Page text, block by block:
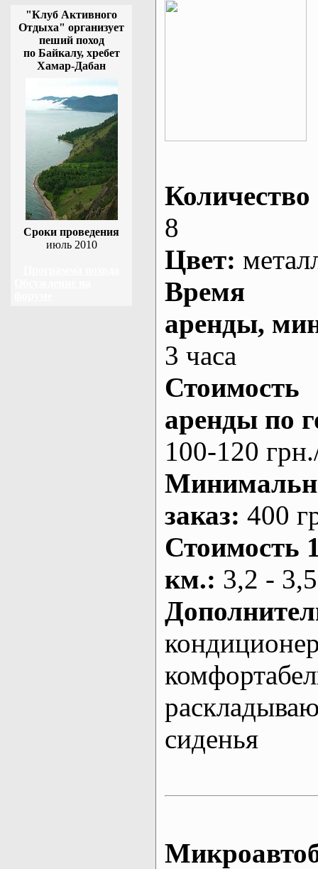
"Клуб Активного
Отдыха" организует
пеший поход
по Байкалу, хребет
Хамар-Дабан
Сроки проведения
июль 2010
Количество
8
Цвет:
Время
аренды,
3 часа
Стоимость
аренды по
100-120
заказ: 400
Стоимость
км.: 3,2 -
сиденья